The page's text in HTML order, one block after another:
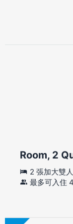
Room, 2
2 張加大雙
最多可入住